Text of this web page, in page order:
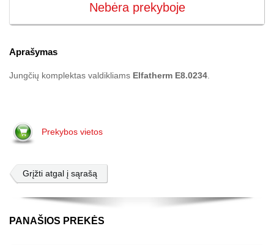
Nebėra prekyboje
Aprašymas
Jungčių komplektas valdikliams Elfatherm E8.0234.
Prekybos vietos
Grįžti atgal į sąrašą
PANAŠIOS PREKĖS